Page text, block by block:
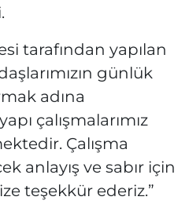
tarafından yapılan
günlük
adına
çalışmalarımız
Çalışma
anlayış ve sabır için
teşekkür ederiz.”